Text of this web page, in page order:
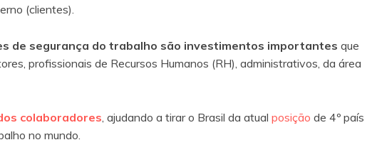
(clientes).
de segurança do trabalho são investimentos importantes que
profissionais de Recursos Humanos (RH), administrativos, da área
colaboradores , ajudando a tirar o Brasil da atual posição de 4º país
no mundo.